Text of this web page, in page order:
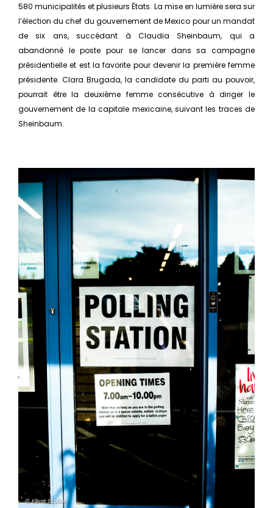
580 municipalités et plusieurs États. La mise en lumière sera sur
l’élection du chef du gouvernement de Mexico pour un mandat
de six ans, succédant à Claudia Sheinbaum, qui a
abandonné le poste pour se lancer dans sa campagne
présidentielle et est la favorite pour devenir la première femme
présidente. Clara Brugada, la candidate du parti au pouvoir,
pourrait être la deuxième femme consécutive à diriger le
gouvernement de la capitale mexicaine, suivant les traces de
Sheinbaum.
© Elliott Stallion